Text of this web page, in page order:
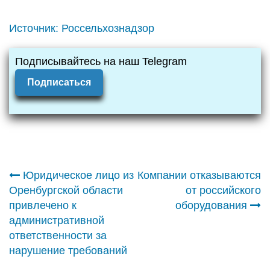
Источник: Россельхознадзор
Подписывайтесь на наш Telegram
Подписаться
Навигация
по
записям
Юридическое лицо из
Оренбургской области
привлечено к
административной
ответственности за
нарушение требований
Компании отказываются
от российского
оборудования